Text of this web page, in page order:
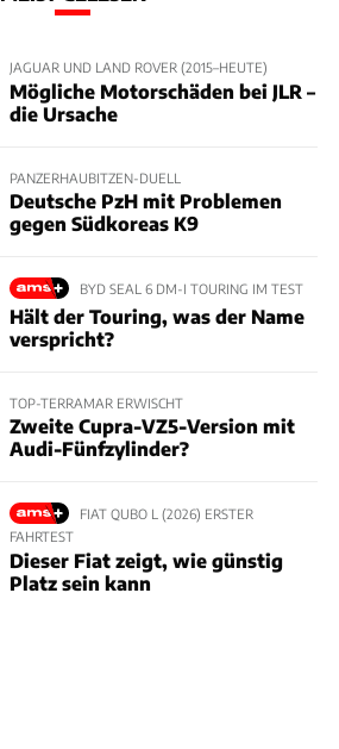
JAGUAR UND LAND ROVER (2015–HEUTE)
Mögliche Motorschäden bei JLR –
die Ursache
PANZERHAUBITZEN-DUELL
Deutsche PzH mit Problemen
gegen Südkoreas K9
BYD SEAL 6 DM-I TOURING IM TEST
Hält der Touring, was der Name
verspricht?
TOP-TERRAMAR ERWISCHT
Zweite Cupra-VZ5-Version mit
Audi-Fünfzylinder?
FIAT QUBO L (2026) ERSTER
FAHRTEST
Dieser Fiat zeigt, wie günstig
Platz sein kann